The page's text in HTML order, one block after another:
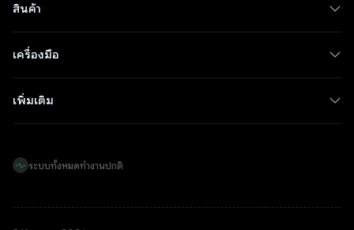
สินค้า
เครื่องมือ
เพิ่มเติม
ระบบทั้งหมดทำงานปกติ